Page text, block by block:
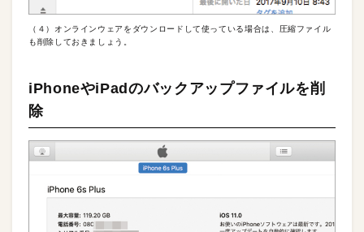
（４）オンラインウェアをダウンロードして使っている場合は、圧縮ファイル
も削除しておきましょう。
iPhoneやiPadのバックアップファイルを削
除